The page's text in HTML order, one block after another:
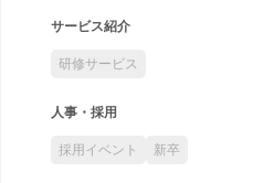
サービス紹介
研修サービス
人事・採用
採用イベント 新卒